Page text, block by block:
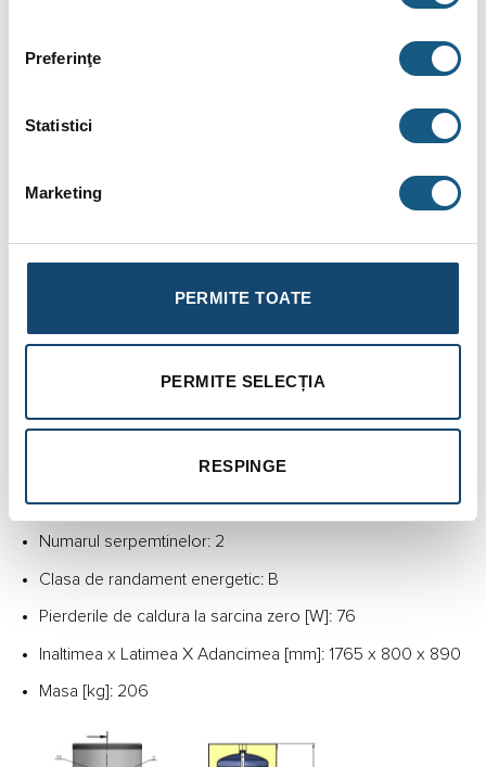
Preferinţe
Statistici
Marketing
PERMITE TOATE
PERMITE SELECȚIA
RESPINGE
Volumul nominal [l]: 435
Puterea nominala (kW): 9
Presiunea nominala [MPa]: 0.8
Modul de incalzire a apei: incalzitorului electric + doua
Dimensiunile de gabaritØxH [mm]: 800 x 1765
Numarul serpemtinelor: 2
Clasa de randament energetic: B
Pierderile de caldura la sarcina zero [W]: 76
Inaltimea x Latimea X Adancimea [mm]: 1765 x 800 x 890
Masa [kg]: 206